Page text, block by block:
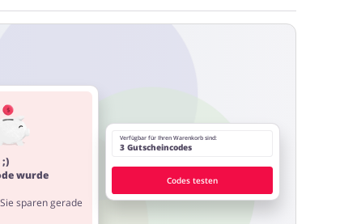
;)
wurde
sparen gerade
Verfügbar für Ihren Warenkorb sind:
3 Gutscheincodes
Codes testen